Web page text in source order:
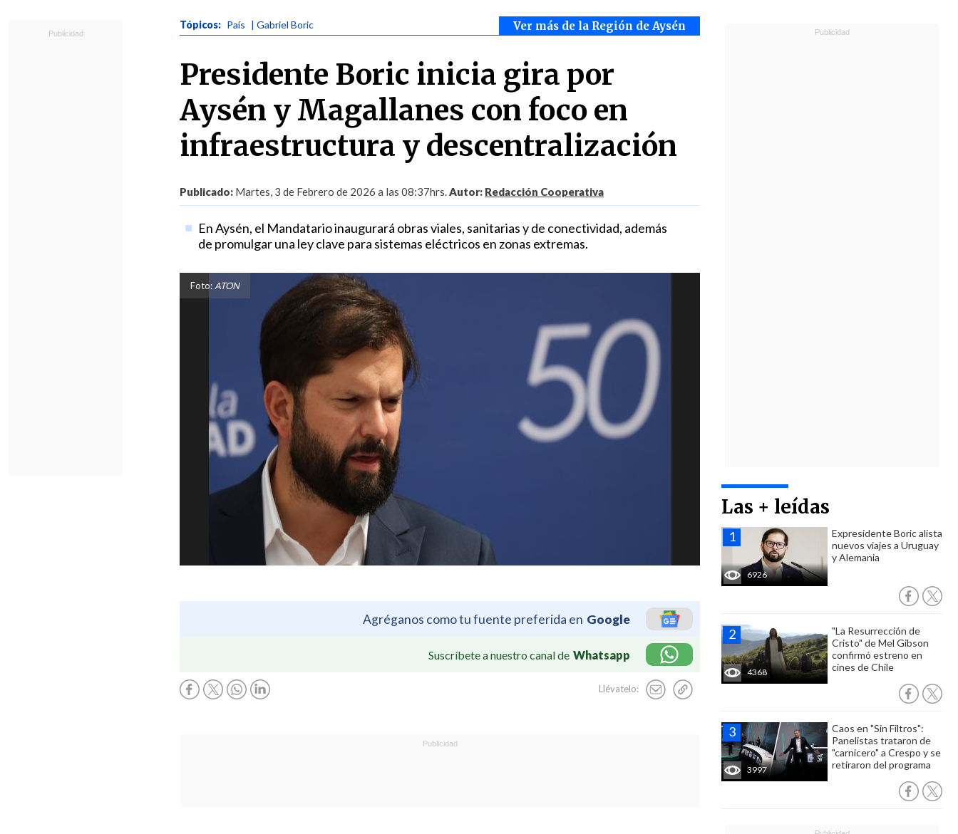
Ver más de la Región de Aysén
Tópicos: País | Gabriel Boric
Presidente Boric inicia gira por
Aysén y Magallanes con foco en
infraestructura y descentralización
Publicado: Martes, 3 de Febrero de 2026 a las 08:37hrs.Autor: Redacción Cooperativa
En Aysén, el Mandatario inaugurará obras viales, sanitarias y de conectividad, además
de promulgar una ley clave para sistemas eléctricos en zonas extremas.
Foto: ATON
Agréganos como tu fuente preferida en Google
Suscríbete a nuestro canal de Whatsapp
Llévatelo:
Las + leídas
6926
Expresidente Boric alista
nuevos viajes a Uruguay
y Alemania
4368
"La Resurrección de
Cristo" de Mel Gibson
confirmó estreno en
cines de Chile
3997
Caos en "Sin Filtros":
Panelistas trataron de
"carnicero" a Crespo y se
retiraron del programa